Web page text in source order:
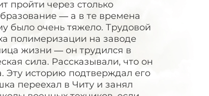
пройти через столько
— а в те времена
было очень тяжело. Трудовой
полимеризации на заводе
жизни — он трудился в
сила. Рассказывали, что он
Эту историю подтверждал его
переехал в Читу и занял